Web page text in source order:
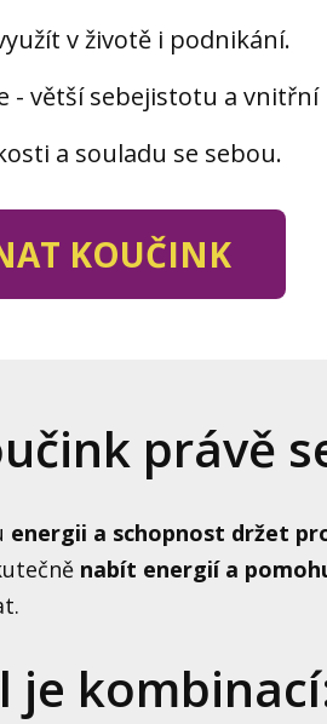
v životě i podnikání.
- větší sebejistotu a vnitřní
a souladu se sebou.
KOUČINK
právě
energii a schopnost držet
nabít energií a
je